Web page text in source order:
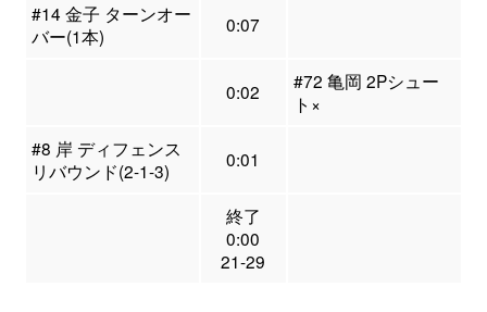
#14 金子 ターンオー
バー(1本)
0:07
0:02
#72 亀岡 2Pシュー
ト×
#8 岸 ディフェンス
リバウンド(2-1-3)
0:01
終了
0:00
21-29